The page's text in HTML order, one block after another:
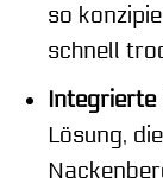
so
schnell
Integrierte
Lösung,